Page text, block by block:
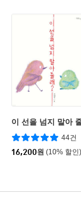
이 선을 넘지 말아
44건
16,200원 (10% 할인)